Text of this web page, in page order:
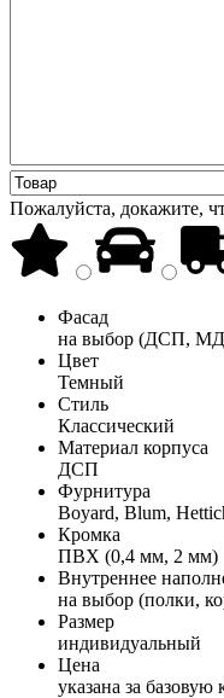
Пожалуйста, докажите,
Фасад
на выбор (ДСП,
Цвет
Темный
Стиль
Классический
Материал корпуса
ДСП
Фурнитура
Boyard, Blum,
Кромка
ПВХ (0,4 мм, 2 мм)
Внутреннее
на выбор (полки,
Размер
индивидуальный
Цена
указана за